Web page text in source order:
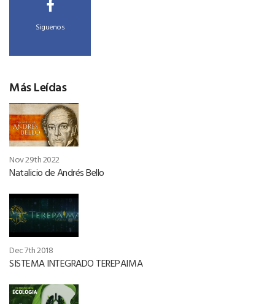
Siguenos
Más Leídas
Nov 29th 2022
Natalicio de Andrés Bello
Dec 7th 2018
SISTEMA INTEGRADO TEREPAIMA